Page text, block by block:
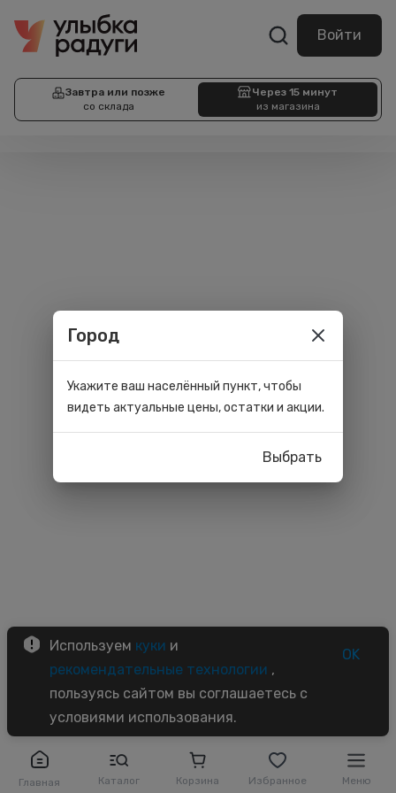
Войти
Завтра или позже
со склада
Через 15 минут
из магазина
Главная Каталог Корзина Избранное Меню
Используем куки и
рекомендательные технологии ,
пользуясь сайтом вы соглашаетесь с
условиями использования.
OK
Город
Укажите ваш населённый пункт, чтобы
видеть актуальные цены, остатки и акции.
Выбрать